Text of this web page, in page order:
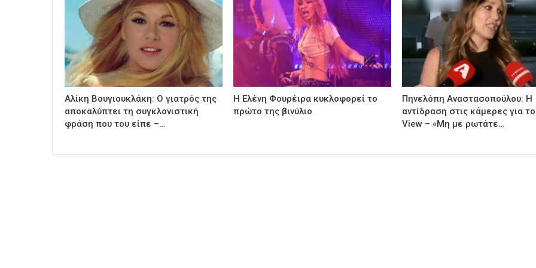
Αλίκη Βουγιουκλάκη: Ο γιατρός της
αποκαλύπτει τη συγκλονιστική
φράση που του είπε –…
Η Ελένη Φουρέιρα κυκλοφορεί το
πρώτο της βινύλιο
Πηνελόπη Αναστασοπούλου: Η
αντίδραση στις κάμερες για
View – «Μη με ρωτάτε…